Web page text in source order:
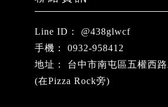
@438glwcf
0932-958412
台中市南屯區五權西
(在Pizza Rock旁)